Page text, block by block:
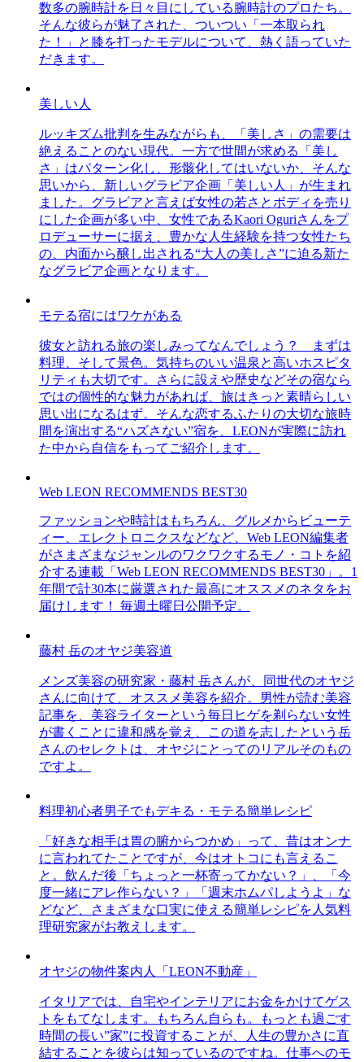
数多の腕時計を日々目にしている腕時計のプロたち。
そんな彼らが魅了された、ついつい「一本取られ
た！」と膝を打ったモデルについて、熱く語っていた
だきます。
美しい人
ルッキズム批判を生みながらも、「美しさ」の需要は
絶えることのない現代。一方で世間が求める「美し
さ」はパターン化し、形骸化してはいないか、そんな
思いから、新しいグラビア企画「美しい人」が生まれ
ました。グラビアと言えば女性の若さとボディを売り
にした企画が多い中、女性であるKaori Oguriさんをプ
ロデューサーに据え、豊かな人生経験を持つ女性たち
の、内面から醸し出される“大人の美しさ”に迫る新た
なグラビア企画となります。
モテる宿にはワケがある
彼女と訪れる旅の楽しみってなんでしょう？ まずは
料理、そして景色。気持ちのいい温泉と高いホスピタ
リティも大切です。さらに設えや歴史などその宿なら
ではの個性的な魅力があれば、旅はきっと素晴らしい
思い出になるはず。そんな恋するふたりの大切な旅時
間を演出する“ハズさない”宿を、LEONが実際に訪れ
た中から自信をもってご紹介します。
Web LEON RECOMMENDS BEST30
ファッションや時計はもちろん、グルメからビューテ
ィー、エレクトロニクスなどなど、Web LEON編集者
がさまざまなジャンルのワクワクするモノ・コトを紹
介する連載「Web LEON RECOMMENDS BEST30」。1
年間で計30本に厳選された最高にオススメのネタをお
届けします！ 毎週土曜日公開予定。
藤村 岳のオヤジ美容道
メンズ美容の研究家・藤村 岳さんが、同世代のオヤジ
さんに向けて、オススメ美容を紹介。男性が読む美容
記事を、美容ライターという毎日ヒゲを剃らない女性
が書くことに違和感を覚え、この道を志したという岳
さんのセレクトは、オヤジにとってのリアルそのもの
ですよ。
料理初心者男子でもデキる・モテる簡単レシピ
「好きな相手は胃の腑からつかめ」って、昔はオンナ
に言われてたことですが、今はオトコにも言えるこ
と。飲んだ後「ちょっと一杯寄ってかない？」、「今
度一緒にアレ作らない？」「週末ホムパしようよ」な
どなど、さまざまな口実に使える簡単レシピを人気料
理研究家がお教えします。
オヤジの物件案内人「LEON不動産」
イタリアでは、自宅やインテリアにお金をかけてゲス
トをもてなします。もちろん自らも。もっとも過ごす
時間の長い”家”に投資することが、人生の豊かさに直
結することを彼らは知っているのですね。仕事へのモ